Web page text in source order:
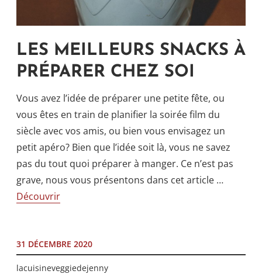
LES MEILLEURS SNACKS À
PRÉPARER CHEZ SOI
Vous avez l’idée de préparer une petite fête, ou
vous êtes en train de planifier la soirée film du
siècle avec vos amis, ou bien vous envisagez un
petit apéro? Bien que l’idée soit là, vous ne savez
pas du tout quoi préparer à manger. Ce n’est pas
grave, nous vous présentons dans cet article …
Découvrir
31 DÉCEMBRE 2020
lacuisineveggiedejenny